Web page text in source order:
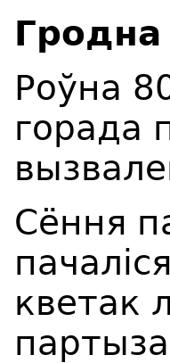
Роўна
горада
Сёння
кветак